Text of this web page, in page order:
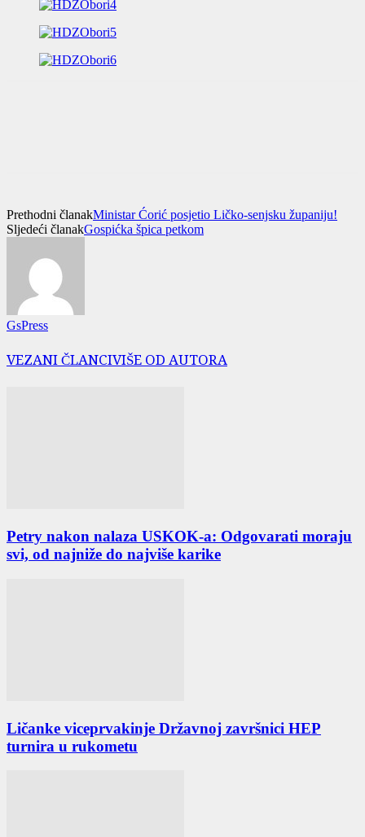
Prethodni članakMinistar Ćorić posjetio Ličko-senjsku županiju!
Sljedeći članakGospićka špica petkom
GsPress
VEZANI ČLANCIVIŠE OD AUTORA
Petry nakon nalaza USKOK-a: Odgovarati moraju
svi, od najniže do najviše karike
Ličanke viceprvakinje Državnoj završnici HEP
turnira u rukometu